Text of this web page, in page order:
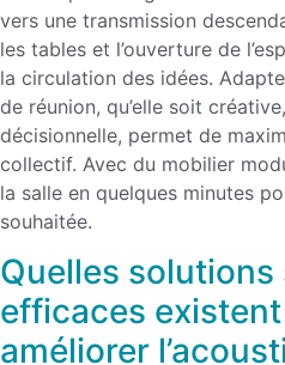
vers une transmission
les tables et l’ouverture de
la circulation des idées.
de réunion, qu’elle soit
décisionnelle, permet de
collectif. Avec du mobilier
la salle en quelques minutes
souhaitée.
Quelles solutions
efficaces
améliorer